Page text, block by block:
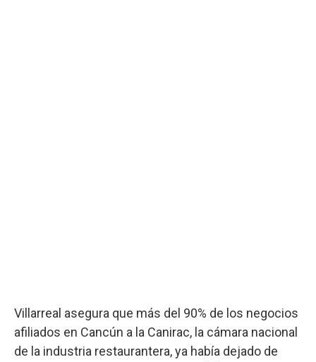
Villarreal asegura que más del 90% de los negocios
afiliados en Cancún a la Canirac, la cámara nacional
de la industria restaurantera, ya había dejado de